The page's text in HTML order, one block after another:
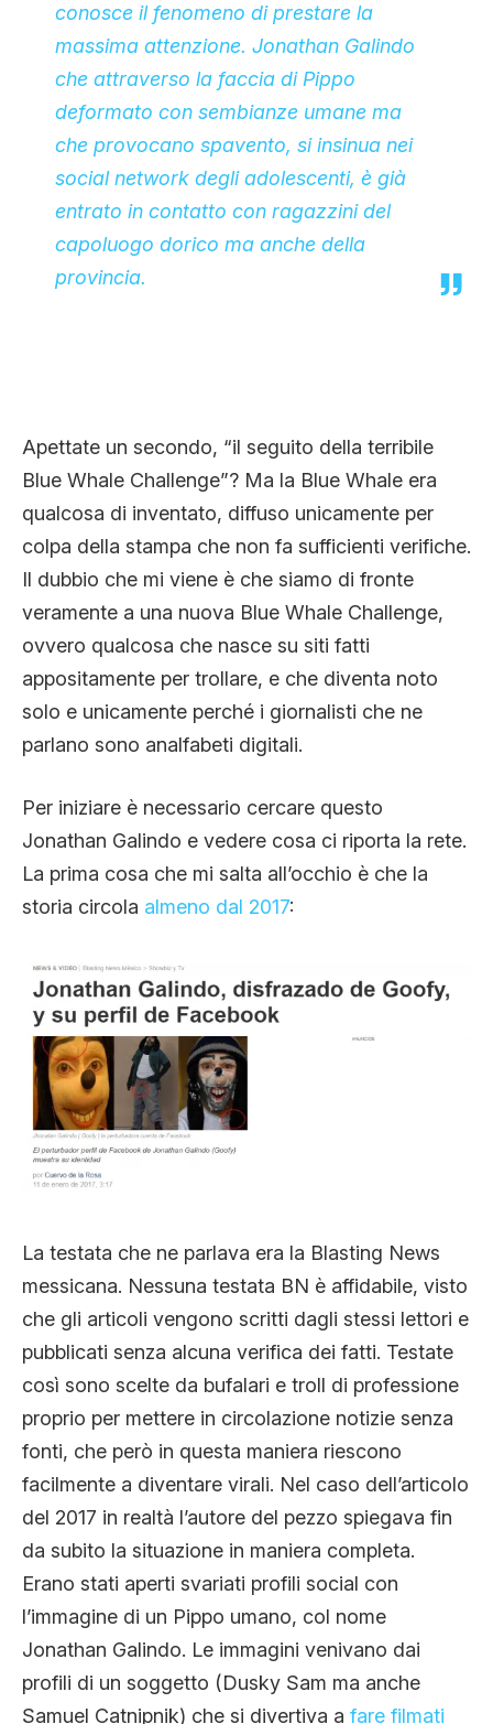
conosce il fenomeno di prestare la
massima attenzione. Jonathan Galindo
che attraverso la faccia di Pippo
deformato con sembianze umane ma
che provocano spavento, si insinua nei
social network degli adolescenti, è già
entrato in contatto con ragazzini del
capoluogo dorico ma anche della
provincia.
Apettate un secondo, “il seguito della terribile
Blue Whale Challenge”? Ma la Blue Whale era
qualcosa di inventato, diffuso unicamente per
colpa della stampa che non fa sufficienti verifiche.
Il dubbio che mi viene è che siamo di fronte
veramente a una nuova Blue Whale Challenge,
ovvero qualcosa che nasce su siti fatti
appositamente per trollare, e che diventa noto
solo e unicamente perché i giornalisti che ne
parlano sono analfabeti digitali.
Per iniziare è necessario cercare questo
Jonathan Galindo e vedere cosa ci riporta la rete.
La prima cosa che mi salta all’occhio è che la
storia circola almeno dal 2017:
La testata che ne parlava era la Blasting News
messicana. Nessuna testata BN è affidabile, visto
che gli articoli vengono scritti dagli stessi lettori e
pubblicati senza alcuna verifica dei fatti. Testate
così sono scelte da bufalari e troll di professione
proprio per mettere in circolazione notizie senza
fonti, che però in questa maniera riescono
facilmente a diventare virali. Nel caso dell’articolo
del 2017 in realtà l’autore del pezzo spiegava fin
da subito la situazione in maniera completa.
Erano stati aperti svariati profili social con
l’immagine di un Pippo umano, col nome
Jonathan Galindo. Le immagini venivano dai
profili di un soggetto (Dusky Sam ma anche
Samuel Catnipnik) che si divertiva a fare filmati